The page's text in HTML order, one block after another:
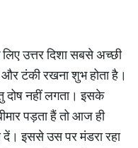
उत्तर दिशा सबसे अच्छी
और टंकी रखना शुभ होता है।
दोष नहीं लगता। इसके
पड़ता हैं तो आज ही
दें। इससे उस पर मंडरा रहा